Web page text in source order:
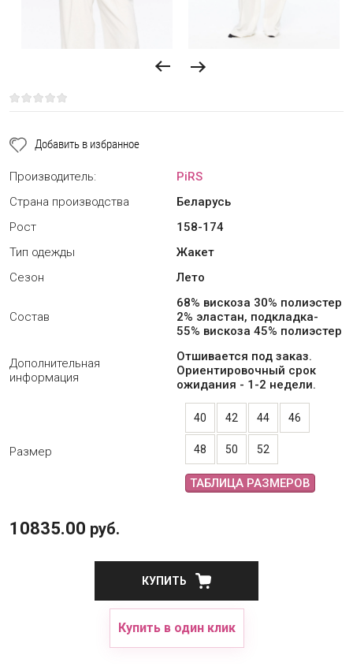
Добавить в избранное
Производитель:
PiRS
Страна производства
Беларусь
Рост
158-174
Тип одежды
Жакет
Сезон
Лето
Состав
68% вискоза 30% полиэстер
2% эластан, подкладка-
55% вискоза 45% полиэстер
Дополнительная
информация
Отшивается под заказ.
Ориентировочный срок
ожидания - 1-2 недели.
Размер
40 42 44 46
48 50 52
ТАБЛИЦА РАЗМЕРОВ
10835.00 руб.
КУПИТЬ
Купить в один клик